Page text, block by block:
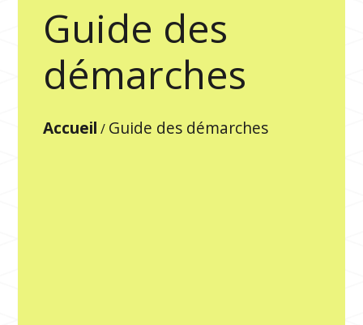
Guide des
démarches
Accueil / Guide des démarches